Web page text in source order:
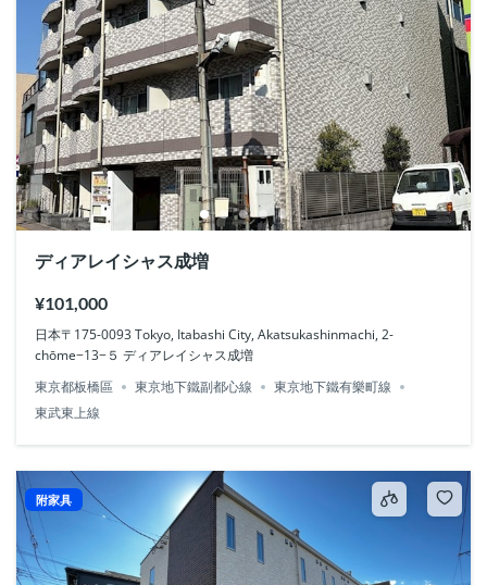
ディアレイシャス成増
¥101,000
日本〒175-0093 Tokyo, Itabashi City, Akatsukashinmachi, 2-
chōme−13−５ ディアレイシャス成増
東京都板橋區
東京地下鐵副都心線
東京地下鐵有樂町線
東武東上線
附家具